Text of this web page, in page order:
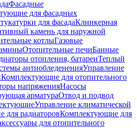
Фасадные
для фасадных
для фасадаКлинкерная
камень для наружной
котлыГазовые
Отопительные печиБанные
отопления, батареиТеплый
антиобледененияУправление
Комплектующие для отопительного
напряженияНасосы
арматураОтвод и подвод
Управление климатической
для радиаторовКомплектующие для
для отопительного